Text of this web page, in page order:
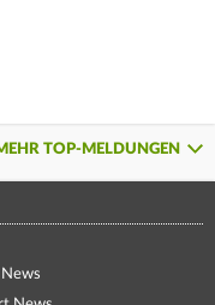
TOP-MELDUNGEN